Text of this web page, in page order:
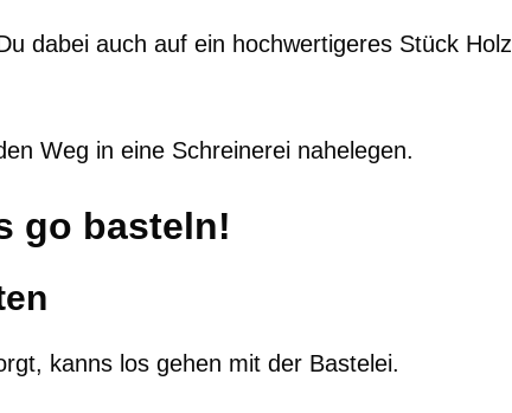
dabei auch auf ein hochwertigeres Stück Holz
Weg in eine Schreinerei nahelegen.
go basteln!
kanns los gehen mit der Bastelei.